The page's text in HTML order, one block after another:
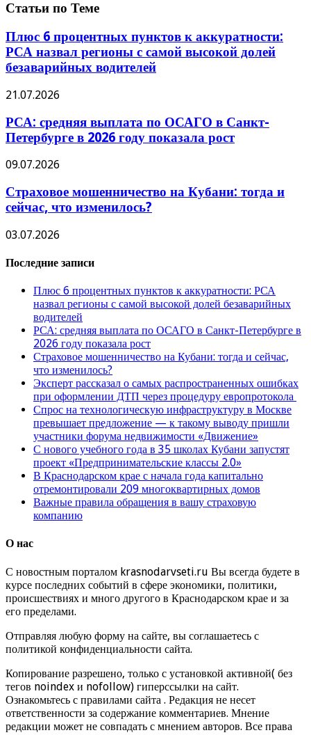
Статьи по Теме
Плюс 6 процентных пунктов к аккуратности:
РСА назвал регионы с самой высокой долей
безаварийных водителей
21.07.2026
РСА: средняя выплата по ОСАГО в Санкт-
Петербурге в 2026 году показала рост
09.07.2026
Страховое мошенничество на Кубани: тогда и
сейчас, что изменилось?
03.07.2026
Последние записи
Плюс 6 процентных пунктов к аккуратности: РСА
назвал регионы с самой высокой долей безаварийных
водителей
РСА: средняя выплата по ОСАГО в Санкт-Петербурге в
2026 году показала рост
Страховое мошенничество на Кубани: тогда и сейчас,
что изменилось?
Эксперт рассказал о самых распространенных ошибках
при оформлении ДТП через процедуру европротокола
Спрос на технологическую инфраструктуру в Москве
превышает предложение — к такому выводу пришли
участники форума недвижимости «Движение»
С нового учебного года в 35 школах Кубани запустят
проект «Предпринимательские классы 2.0»
В Краснодарском крае с начала года капитально
отремонтировали 209 многоквартирных домов
Важные правила обращения в вашу страховую
компанию
О нас
С новостным порталом krasnodarvseti.ru Вы всегда будете в
курсе последних событий в сфере экономики, политики,
происшествиях и много другого в Краснодарском крае и за
его пределами.
Отправляя любую форму на сайте, вы соглашаетесь с
политикой конфиденциальности сайта.
Копирование разрешено, только с установкой активной( без
тегов noindex и nofollow) гиперссылки на сайт.
Ознакомьтесь с правилами сайта . Редакция не несет
ответственности за содержание комментариев. Мнение
редакции может не совпадать с мнением авторов. Все права